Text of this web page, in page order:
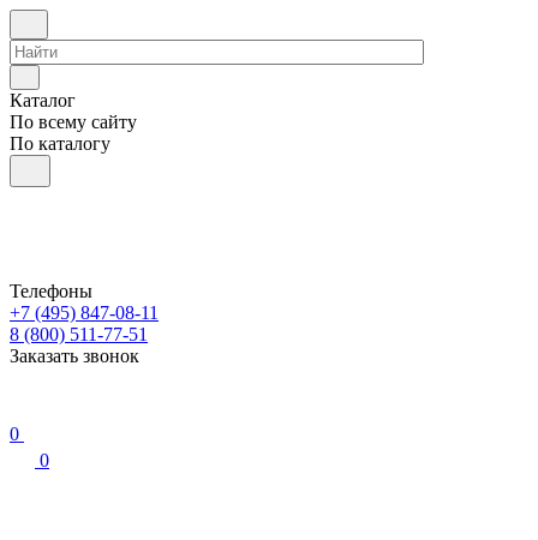
Каталог
По всему сайту
По каталогу
Телефоны
+7 (495) 847-08-11
8 (800) 511-77-51
Заказать звонок
0
0